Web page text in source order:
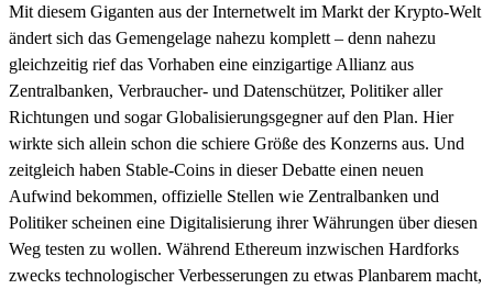
Mit diesem Giganten aus der Internetwelt im Markt der Krypto-Welt
ändert sich das Gemengelage nahezu komplett – denn nahezu
gleichzeitig rief das Vorhaben eine einzigartige Allianz aus
Zentralbanken, Verbraucher- und Datenschützer, Politiker aller
Richtungen und sogar Globalisierungsgegner auf den Plan. Hier
wirkte sich allein schon die schiere Größe des Konzerns aus. Und
zeitgleich haben Stable-Coins in dieser Debatte einen neuen
Aufwind bekommen, offizielle Stellen wie Zentralbanken und
Politiker scheinen eine Digitalisierung ihrer Währungen über diesen
Weg testen zu wollen. Während Ethereum inzwischen Hardforks
zwecks technologischer Verbesserungen zu etwas Planbarem macht,